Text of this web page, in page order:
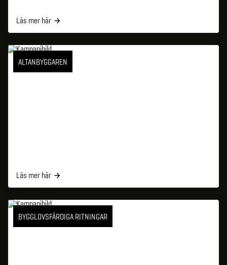
Läs mer här
ALTANBYGGAREN
Läs mer här
BYGGLOVSFÄRDIGA RITNINGAR